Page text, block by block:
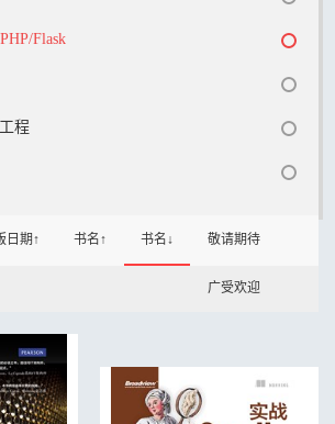
Flask
程
日期↑ 书名↑ 书名↓ 敬请期待
广受欢迎